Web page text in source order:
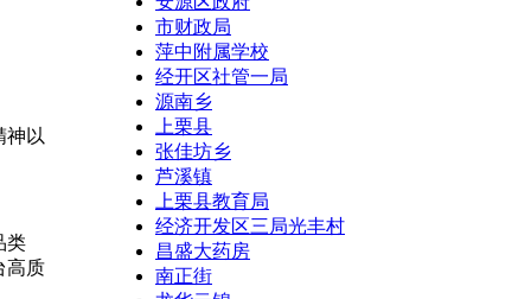
神以
类
高质
市财政局
萍中附属学校
经开区社管一局
源南乡
上栗县
张佳坊乡
芦溪镇
上栗县教育局
经济开发区三局光丰村
昌盛大药房
南正街